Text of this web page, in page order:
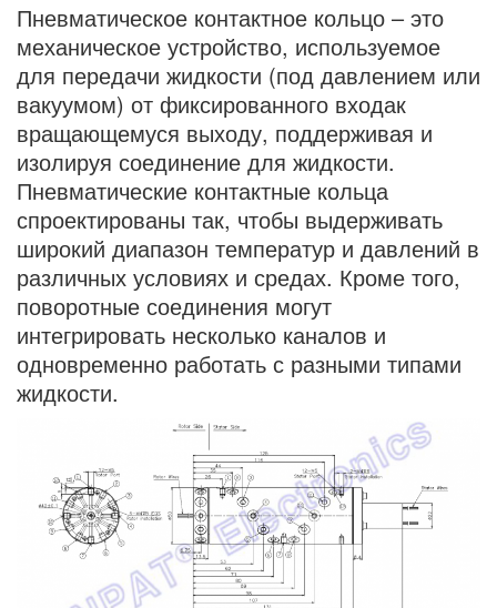
Пневматическое контактное кольцо – это
механическое устройство, используемое
для передачи жидкости (под давлением или
вакуумом) от фиксированного входак
вращающемуся выходу, поддерживая и
изолируя соединение для жидкости.
Пневматические контактные кольца
спроектированы так, чтобы выдерживать
широкий диапазон температур и давлений в
различных условиях и средах. Кроме того,
поворотные соединения могут
интегрировать несколько каналов и
одновременно работать с разными типами
жидкости.